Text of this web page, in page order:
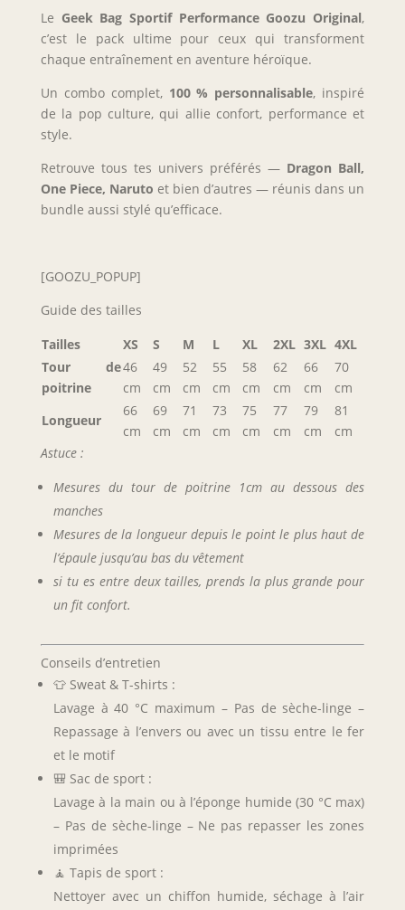
Le Geek Bag Sportif Performance Goozu Original,
c’est le pack ultime pour ceux qui transforment
chaque entraînement en aventure héroïque.
Un combo complet, 100 % personnalisable, inspiré
de la pop culture, qui allie confort, performance et
style.
Retrouve tous tes univers préférés — Dragon Ball,
One Piece, Naruto et bien d’autres — réunis dans un
bundle aussi stylé qu’efficace.
[GOOZU_POPUP]
Guide des tailles
Tailles
XS S M L XL 2XL 3XL 4XL
Tour de
poitrine
46
cm
49
cm
52
cm
55
cm
58
cm
62
cm
66
cm
70
cm
Longueur
66
cm
69
cm
71
cm
73
cm
75
cm
77
cm
79
cm
81
cm
Astuce :
Mesures du tour de poitrine 1cm au dessous des
manches
Mesures de la longueur depuis le point le plus haut de
l’épaule jusqu’au bas du vêtement
si tu es entre deux tailles, prends la plus grande pour
un fit confort.
Conseils d’entretien
👕 Sweat & T-shirts :
Lavage à 40 °C maximum – Pas de sèche-linge –
Repassage à l’envers ou avec un tissu entre le fer
et le motif
🎒 Sac de sport :
Lavage à la main ou à l’éponge humide (30 °C max)
– Pas de sèche-linge – Ne pas repasser les zones
imprimées
🧘 Tapis de sport :
Nettoyer avec un chiffon humide, séchage à l’air